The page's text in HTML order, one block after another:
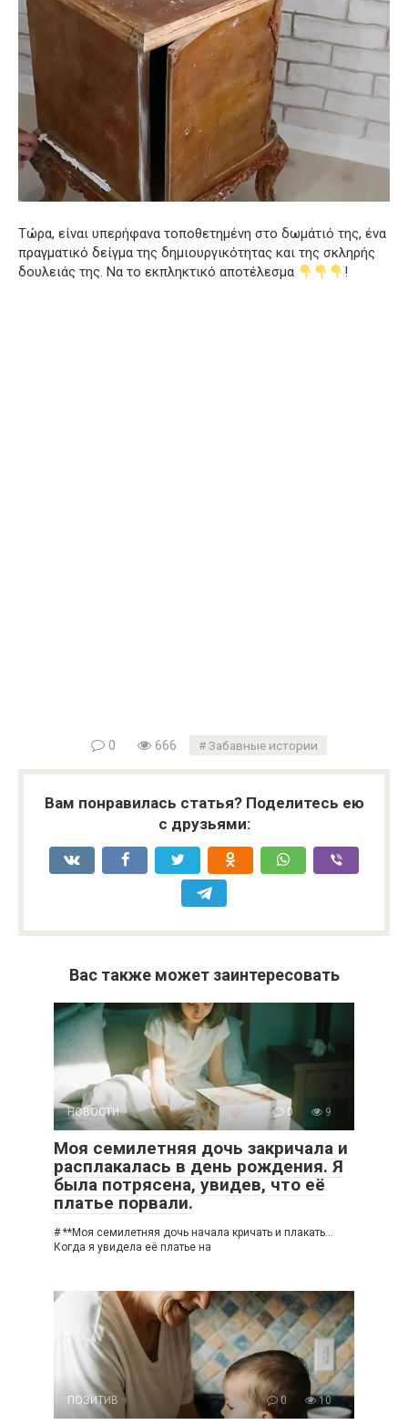
Τώρα, είναι υπερήφανα τοποθετημένη στο δωμάτιό της, ένα
πραγματικό δείγμα της δημιουργικότητας και της σκληρής
δουλειάς της. Να το εκπληκτικό αποτέλεσμα
!
0 666 Забавные истории
Вам понравилась статья? Поделитесь ею
с друзьями:
Вас также может заинтересовать
НОВОСТИ 0 9
Моя семилетняя дочь закричала и
расплакалась в день рождения. Я
была потрясена, увидев, что её
платье порвали.
# **Моя семилетняя дочь начала кричать и плакать…
Когда я увидела её платье на
ПОЗИТИВ 0 10